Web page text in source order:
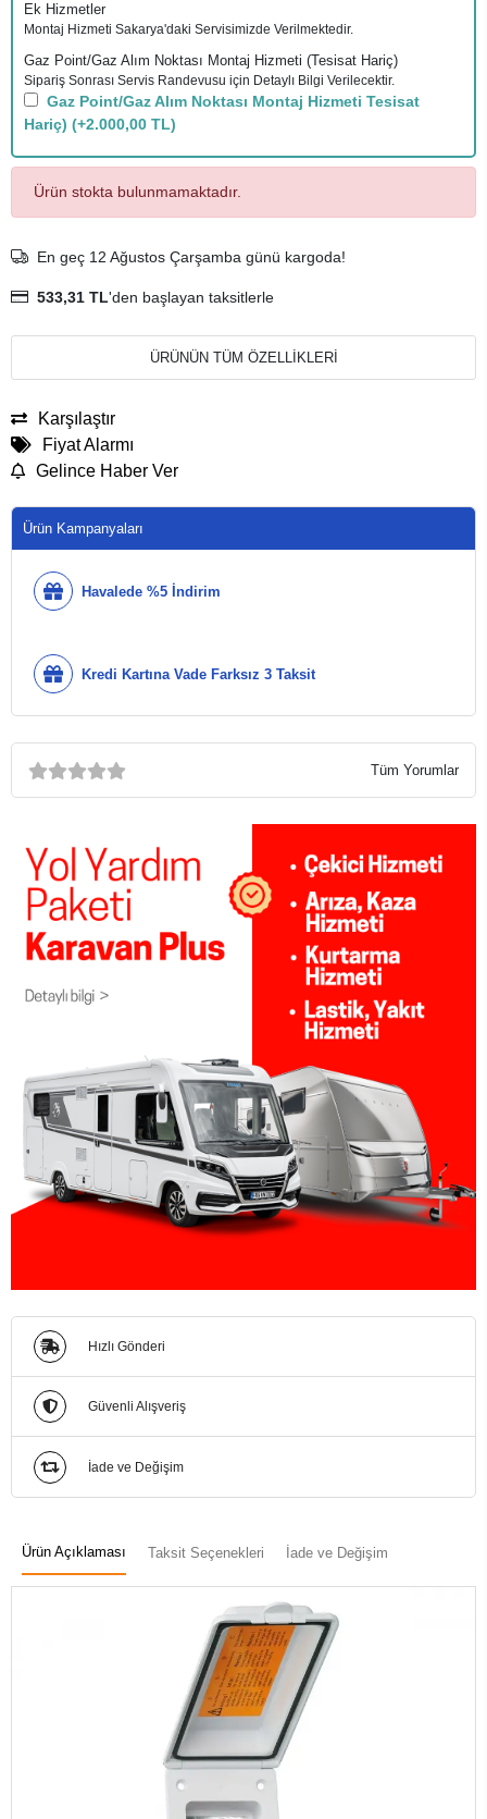
Ek Hizmetler
Montaj Hizmeti Sakarya'daki Servisimizde Verilmektedir.
Gaz Point/Gaz Alım Noktası Montaj Hizmeti (Tesisat Hariç)
Sipariş Sonrası Servis Randevusu için Detaylı Bilgi Verilecektir.
Gaz Point/Gaz Alım Noktası Montaj Hizmeti Tesisat
Hariç) (+2.000,00 TL)
Ürün stokta bulunmamaktadır.
En geç 12 Ağustos Çarşamba günü kargoda!
533,31 TL'den başlayan taksitlerle
ÜRÜNÜN TÜM ÖZELLİKLERİ
Karşılaştır
Fiyat Alarmı
Gelince Haber Ver
Ürün Kampanyaları
Havalede %5 İndirim
Kredi Kartına Vade Farksız 3 Taksit
Tüm Yorumlar
Hızlı Gönderi
Güvenli Alışveriş
İade ve Değişim
Ürün Açıklaması Taksit Seçenekleri İade ve Değişim